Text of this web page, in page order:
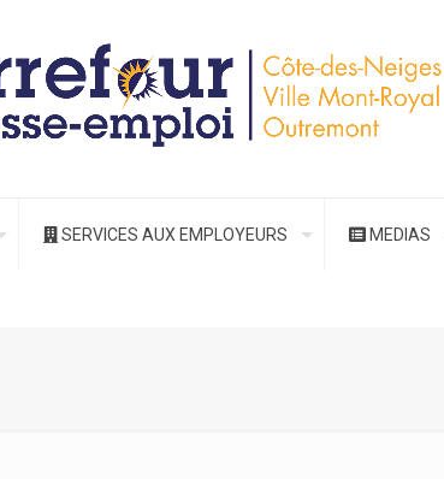
SERVICES AUX EMPLOYEURS MEDIAS